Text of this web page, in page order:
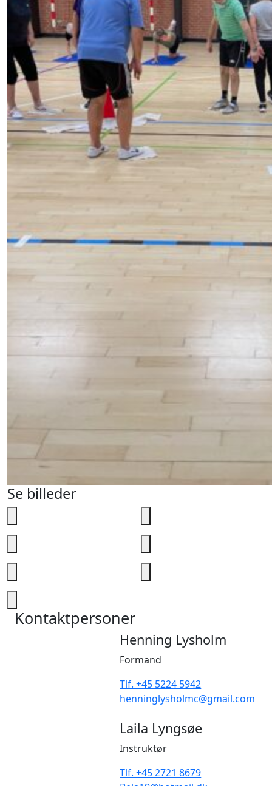
Se billeder
Kontaktpersoner
Henning Lysholm
Formand
Tlf. +45 5224 5942
henninglysholmc@gmail.com
Laila Lyngsøe
Instruktør
Tlf. +45 2721 8679